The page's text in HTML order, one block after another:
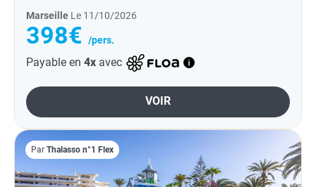
Marseille Le 11/10/2026
398€ /pers.
Payable en 4x avec
VOIR
Par Thalasso n°1 Flex